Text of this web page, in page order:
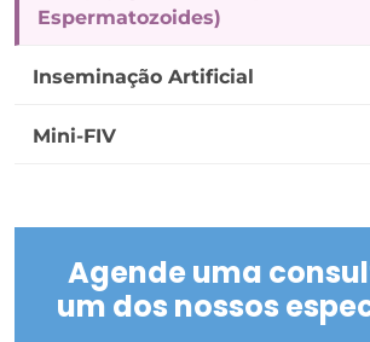
Espermatozoides)
Inseminação Artificial
Mini-FIV
Agende uma
um dos nossos